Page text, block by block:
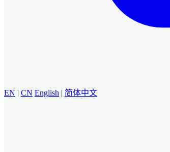
EN | CN English | 简体中文